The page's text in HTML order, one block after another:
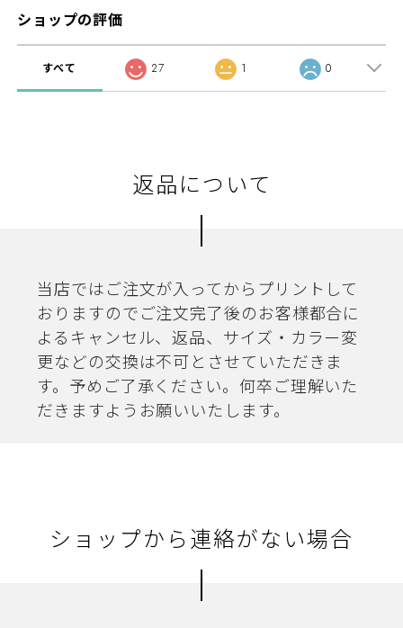
ショップの評価
すべて 27 1 0
返品について
当店ではご注文が入ってからプリントして
おりますのでご注文完了後のお客様都合に
よるキャンセル、返品、サイズ・カラー変
更などの交換は不可とさせていただきま
す。予めご了承ください。何卒ご理解いた
だきますようお願いいたします。
ショップから連絡がない場合